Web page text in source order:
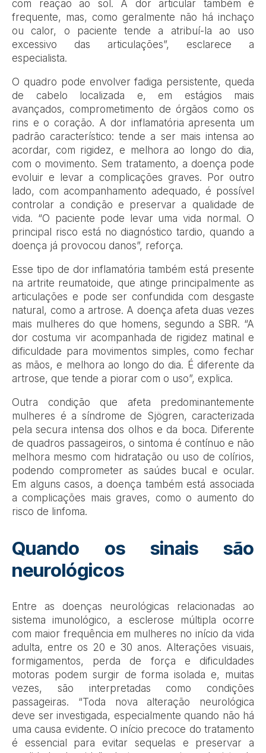
com reação ao sol. A dor articular também é
frequente, mas, como geralmente não há inchaço
ou calor, o paciente tende a atribuí-la ao uso
excessivo das articulações”, esclarece a
especialista.
O quadro pode envolver fadiga persistente, queda
de cabelo localizada e, em estágios mais
avançados, comprometimento de órgãos como os
rins e o coração. A dor inflamatória apresenta um
padrão característico: tende a ser mais intensa ao
acordar, com rigidez, e melhora ao longo do dia,
com o movimento. Sem tratamento, a doença pode
evoluir e levar a complicações graves. Por outro
lado, com acompanhamento adequado, é possível
controlar a condição e preservar a qualidade de
vida. “O paciente pode levar uma vida normal. O
principal risco está no diagnóstico tardio, quando a
doença já provocou danos”, reforça.
Esse tipo de dor inflamatória também está presente
na artrite reumatoide, que atinge principalmente as
articulações e pode ser confundida com desgaste
natural, como a artrose. A doença afeta duas vezes
mais mulheres do que homens, segundo a SBR. “A
dor costuma vir acompanhada de rigidez matinal e
dificuldade para movimentos simples, como fechar
as mãos, e melhora ao longo do dia. É diferente da
artrose, que tende a piorar com o uso”, explica.
Outra condição que afeta predominantemente
mulheres é a síndrome de Sjögren, caracterizada
pela secura intensa dos olhos e da boca. Diferente
de quadros passageiros, o sintoma é contínuo e não
melhora mesmo com hidratação ou uso de colírios,
podendo comprometer as saúdes bucal e ocular.
Em alguns casos, a doença também está associada
a complicações mais graves, como o aumento do
risco de linfoma.
Quando os sinais são
neurológicos
Entre as doenças neurológicas relacionadas ao
sistema imunológico, a esclerose múltipla ocorre
com maior frequência em mulheres no início da vida
adulta, entre os 20 e 30 anos. Alterações visuais,
formigamentos, perda de força e dificuldades
motoras podem surgir de forma isolada e, muitas
vezes, são interpretadas como condições
passageiras. “Toda nova alteração neurológica
deve ser investigada, especialmente quando não há
uma causa evidente. O início precoce do tratamento
é essencial para evitar sequelas e preservar a